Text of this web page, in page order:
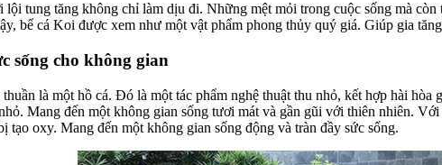
lội tung tăng không chỉ làm dịu đi. Những mệt mỏi trong cuộc sống mà
bể cá Koi được xem như một vật phẩm phong thủy quý giá. Giúp gia
sống cho không gian
là một hồ cá. Đó là một tác phẩm nghệ thuật thu nhỏ, kết hợp hài
Mang đến một không gian sống tươi mát và gần gũi với thiên nhiên.
tạo oxy. Mang đến một không gian sống động và tràn đầy sức sống.